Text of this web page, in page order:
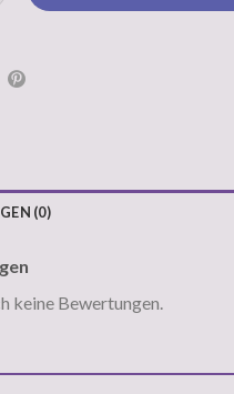
(0)
keine Bewertungen.